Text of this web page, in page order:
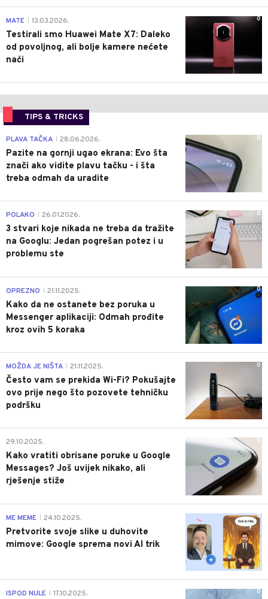
0
MATE 13.03.2026.
Testirali smo Huawei Mate X7: Daleko
od povoljnog, ali bolje kamere nećete
naći
TIPS & TRICKS
0
PLAVA TAČKA 28.06.2026.
Pazite na gornji ugao ekrana: Evo šta
znači ako vidite plavu tačku - i šta
treba odmah da uradite
0
POLAKO 26.01.2026.
3 stvari koje nikada ne treba da tražite
na Googlu: Jedan pogrešan potez i u
problemu ste
0
OPREZNO 21.11.2025.
Kako da ne ostanete bez poruka u
Messenger aplikaciji: Odmah prođite
kroz ovih 5 koraka
0
MOŽDA JE NIŠTA 21.11.2025.
Često vam se prekida Wi-Fi? Pokušajte
ovo prije nego što pozovete tehničku
podršku
0
29.10.2025.
Kako vratiti obrisane poruke u Google
Messages? Još uvijek nikako, ali
rješenje stiže
0
ME MEME 24.10.2025.
Pretvorite svoje slike u duhovite
mimove: Google sprema novi AI trik
0
ISPOD NULE 17.10.2025.